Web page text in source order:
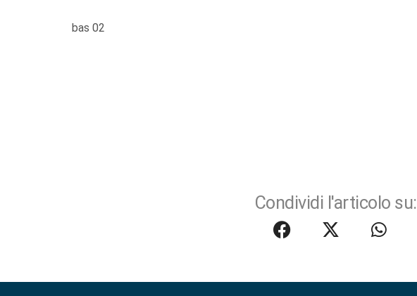
bas 02
Condividi l'articolo su: